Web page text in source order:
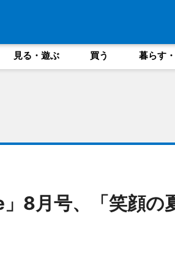
見る・遊ぶ 買う 暮らす
8月号、「笑顔の